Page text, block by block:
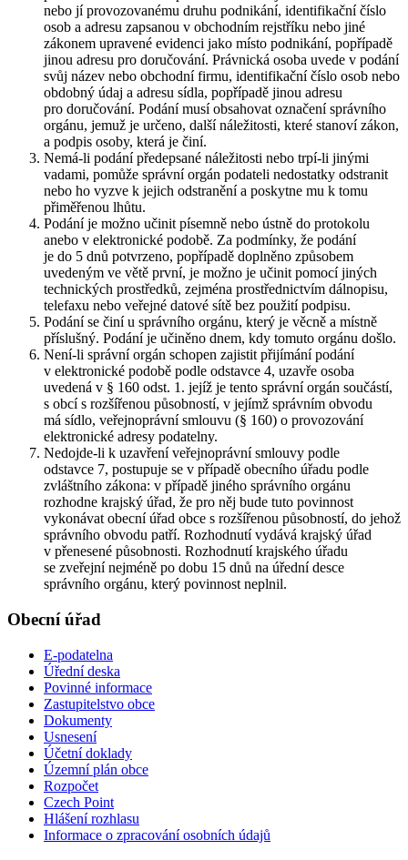
nebo jí provozovanému druhu podnikání, identifikační číslo
osob a adresu zapsanou v obchodním rejstříku nebo jiné
zákonem upravené evidenci jako místo podnikání, popřípadě
jinou adresu pro doručování. Právnická osoba uvede v podání
svůj název nebo obchodní firmu, identifikační číslo osob nebo
obdobný údaj a adresu sídla, popřípadě jinou adresu
pro doručování. Podání musí obsahovat označení správního
orgánu, jemuž je určeno, další náležitosti, které stanoví zákon,
a podpis osoby, která je činí.
Nemá-li podání předepsané náležitosti nebo trpí-li jinými
vadami, pomůže správní orgán podateli nedostatky odstranit
nebo ho vyzve k jejich odstranění a poskytne mu k tomu
přiměřenou lhůtu.
Podání je možno učinit písemně nebo ústně do protokolu
anebo v elektronické podobě. Za podmínky, že podání
je do 5 dnů potvrzeno, popřípadě doplněno způsobem
uvedeným ve větě první, je možno je učinit pomocí jiných
technických prostředků, zejména prostřednictvím dálnopisu,
telefaxu nebo veřejné datové sítě bez použití podpisu.
Podání se činí u správního orgánu, který je věcně a místně
příslušný. Podání je učiněno dnem, kdy tomuto orgánu došlo.
Není-li správní orgán schopen zajistit přijímání podání
v elektronické podobě podle odstavce 4, uzavře osoba
uvedená v § 160 odst. 1. jejíž je tento správní orgán součástí,
s obcí s rozšířenou působností, v jejímž správním obvodu
má sídlo, veřejnoprávní smlouvu (§ 160) o provozování
elektronické adresy podatelny.
Nedojde-li k uzavření veřejnoprávní smlouvy podle
odstavce 7, postupuje se v případě obecního úřadu podle
zvláštního zákona: v případě jiného správního orgánu
rozhodne krajský úřad, že pro něj bude tuto povinnost
vykonávat obecní úřad obce s rozšířenou působností, do jehož
správního obvodu patří. Rozhodnutí vydává krajský úřad
v přenesené působnosti. Rozhodnutí krajského úřadu
se zveřejní nejméně po dobu 15 dnů na úřední desce
správního orgánu, který povinnost neplnil.
Obecní úřad
E-podatelna
Úřední deska
Povinné informace
Zastupitelstvo obce
Dokumenty
Usnesení
Účetní doklady
Územní plán obce
Rozpočet
Czech Point
Hlášení rozhlasu
Informace o zpracování osobních údajů